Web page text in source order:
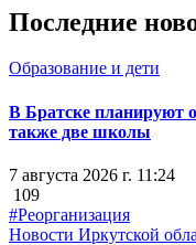
Последние
Образование и дети
В Братске планируют
также две школы
7 августа 2026 г. 11:24
109
#Реорганизация
Новости Иркутской